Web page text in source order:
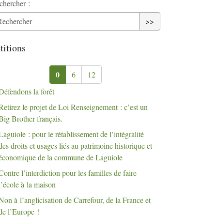
:
>>
0 6
12
la forêt
le projet de Loi Renseignement : c’est un
Brother français.
: pour le rétablissement de l’intégralité
droits et usages liés au patrimoine historique et
de la commune de Laguiole
l’interdiction pour les familles de faire
à la maison
à l’anglicisation de Carrefour, de la France et
l’Europe !